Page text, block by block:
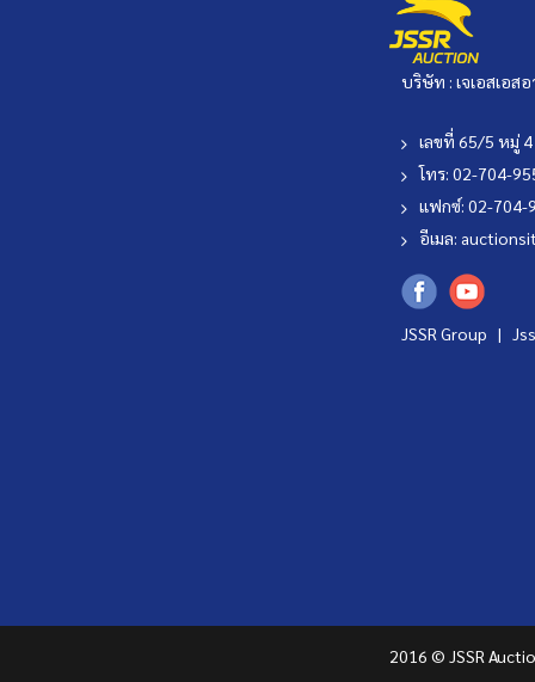
บริษัท : เจเอสเอส
เลขที่ 65/5 หมู่
โทร: 02-704-
แฟกซ์: 02-704-
อีเมล:
JSSR Group |
2016 © JSSR